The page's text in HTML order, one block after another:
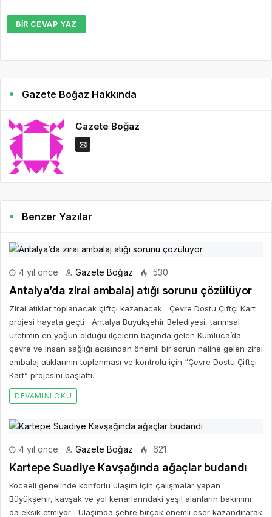
BIR CEVAP YAZ
Gazete Boğaz Hakkında
Gazete Boğaz
Benzer Yazılar
4 yıl önce Gazete Boğaz 530
Antalya’da zirai ambalaj atığı sorunu çözülüyor
Zirai atıklar toplanacak çiftçi kazanacak Çevre Dostu Çiftçi Kart
projesi hayata geçti Antalya Büyükşehir Belediyesi, tarımsal
üretimin en yoğun olduğu ilçelerin başında gelen Kumluca’da
çevre ve insan sağlığı açısından önemli bir sorun haline gelen zirai
ambalaj atıklarının toplanması ve kontrolü için “Çevre Dostu Çiftçi
Kart” projesini başlattı.
DEVAMINI OKU
4 yıl önce Gazete Boğaz 621
Kartepe Suadiye Kavşağında ağaçlar budandı
Kocaeli genelinde konforlu ulaşım için çalışmalar yapan
Büyükşehir, kavşak ve yol kenarlarındaki yeşil alanların bakımını
da eksik etmiyor Ulaşımda şehre birçok önemli eser kazandırarak